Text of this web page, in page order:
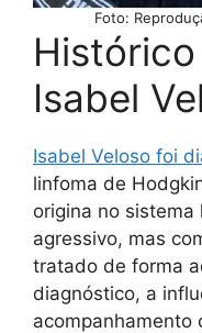
Foto:
Isabel
Isabel Veloso foi
linfoma de
origina no
agressivo, mas
tratado de forma
diagnóstico, a
acompanhamento